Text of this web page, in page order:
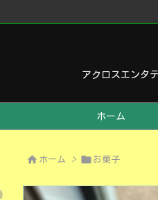
アクロスエンタ
ホーム
 ホーム >  お菓子